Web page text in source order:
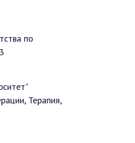
по
Терапия,